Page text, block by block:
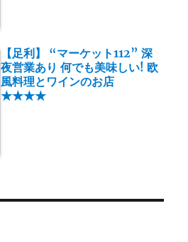
【足利】 “マーケット112” 深
夜営業あり 何でも美味しい! 欧
風料理とワインのお店
★★★★